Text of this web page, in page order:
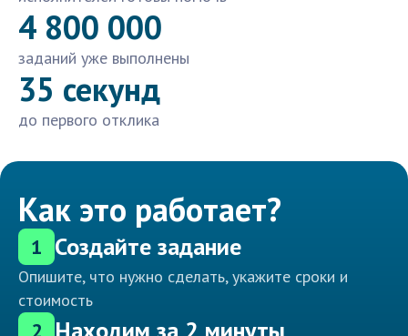
4 800 000
заданий уже выполнены
35 секунд
до первого отклика
Как это работает?
1 Создайте задание
Опишите, что нужно сделать, укажите сроки и
стоимость
2